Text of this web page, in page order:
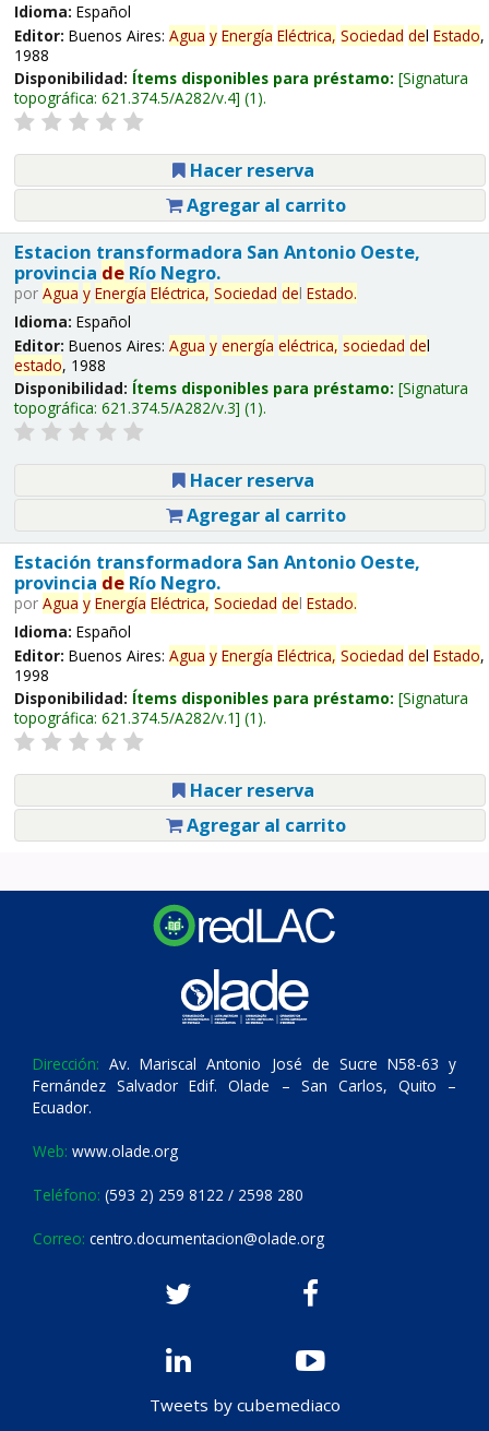
Idioma: Español
Editor: Buenos Aires: Agua y Energía Eléctrica, Sociedad del Estado,
1988
Disponibilidad: Ítems disponibles para préstamo: Signatura
topográfica: 621.374.5/A282/v.4 (1).
Hacer reserva
Agregar al carrito
Estacion transformadora San Antonio Oeste,
provincia deRío Negro.
por Agua y Energía Eléctrica, Sociedad del Estado.
Idioma: Español
Editor: Buenos Aires: Agua y energía eléctrica, sociedad del
estado, 1988
Disponibilidad: Ítems disponibles para préstamo: Signatura
topográfica: 621.374.5/A282/v.3 (1).
Hacer reserva
Agregar al carrito
Estación transformadora San Antonio Oeste,
provincia deRío Negro.
por Agua y Energía Eléctrica, Sociedad del Estado.
Idioma: Español
Editor: Buenos Aires: Agua y Energía Eléctrica, Sociedad del Estado,
1998
Disponibilidad: Ítems disponibles para préstamo: Signatura
topográfica: 621.374.5/A282/v.1 (1).
Hacer reserva
Agregar al carrito
Dirección: Av. Mariscal Antonio José de Sucre N58-63 y
Fernández Salvador Edif. Olade – San Carlos, Quito –
Ecuador.
Web: www.olade.org
Teléfono: (593 2) 259 8122 / 2598 280
Correo: centro.documentacion@olade.org
Tweets by cubemediaco